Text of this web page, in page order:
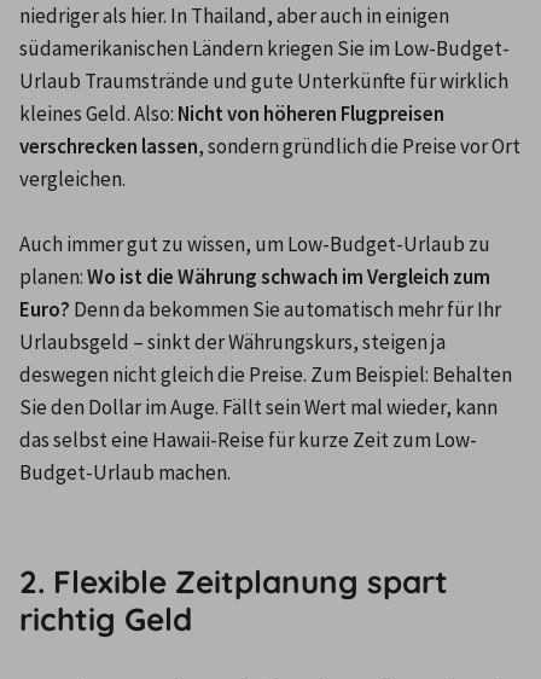
niedriger als hier. In Thailand, aber auch in einigen
südamerikanischen Ländern kriegen Sie im Low-Budget-
Urlaub Traumstrände und gute Unterkünfte für wirklich
kleines Geld. Also: Nicht von höheren Flugpreisen
verschrecken lassen, sondern gründlich die Preise vor Ort
vergleichen.
Auch immer gut zu wissen, um Low-Budget-Urlaub zu
planen: Wo ist die Währung schwach im Vergleich zum
Euro? Denn da bekommen Sie automatisch mehr für Ihr
Urlaubsgeld – sinkt der Währungskurs, steigen ja
deswegen nicht gleich die Preise. Zum Beispiel: Behalten
Sie den Dollar im Auge. Fällt sein Wert mal wieder, kann
das selbst eine Hawaii-Reise für kurze Zeit zum Low-
Budget-Urlaub machen.
2. Flexible Zeitplanung spart
richtig Geld